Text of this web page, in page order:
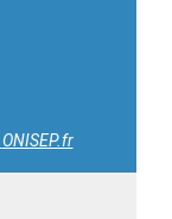
ONISEP.fr